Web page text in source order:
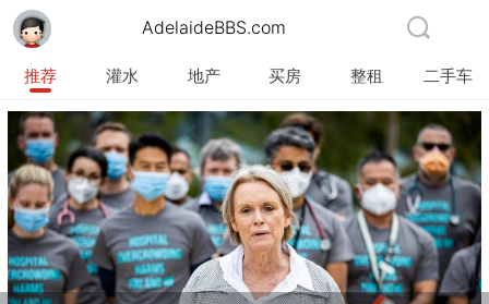
AdelaideBBS.com
推荐 灌水 地产 买房 整租 二手车